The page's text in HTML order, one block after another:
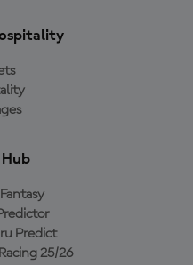
Predict
25/26